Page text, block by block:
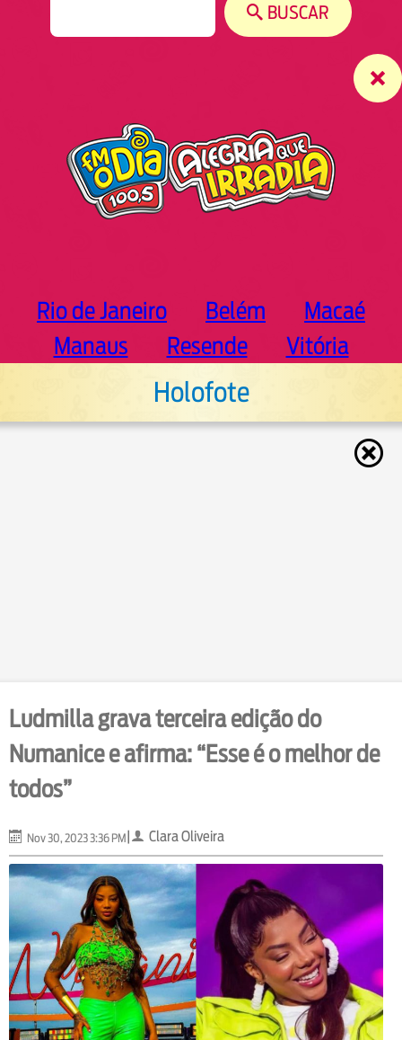
BUSCAR
Rio de Janeiro Belém
Macaé
Manaus
Resende Vitória
Holofote
Ludmilla grava terceira edição do
Numanice e afirma: “Esse é o melhor de
todos”
Nov 30, 2023 3:36 PM| Clara Oliveira